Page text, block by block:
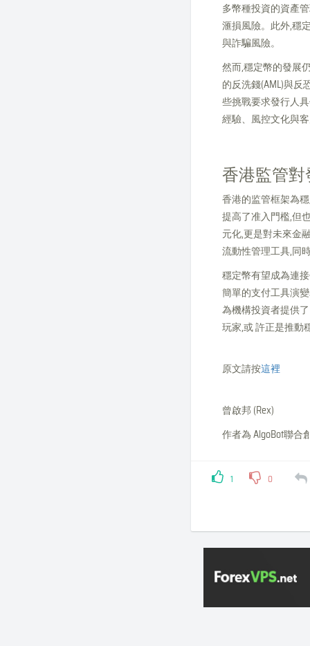
多幣種投資的資產
滙損風險。此外,穩
與詐騙風險。
然而,穩定幣的發展
的反洗錢(AML)與反
些挑戰要求發行人
經驗、風控文化與
香港監管
香港的监管框架為
提高了准入門檻,但
元化,更是對未來金
流動性管理工具,同
穩定幣有望成為連
簡單的支付工具演
為機構投資者提供
玩家,或 許正是推動
原文請按這裡
曾啟邦 (Rex)
作者為 AlgoBot聯合
1 0